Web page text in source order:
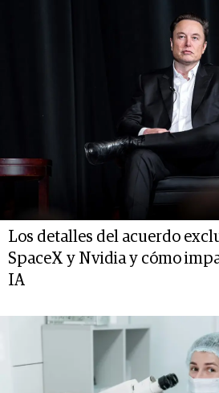
Los detalles del acuerdo
SpaceX y Nvidia y cómo
IA